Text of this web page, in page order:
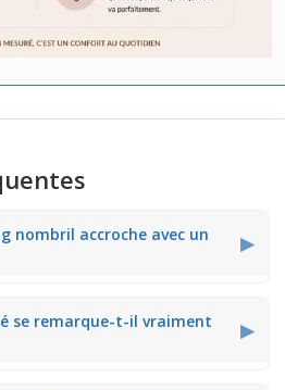
nombril accroche avec un
▶
peut toucher un jean très ajusté.
contact direct trop fréquent
se remarque-t-il vraiment
▶